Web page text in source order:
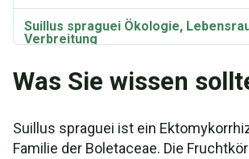
Suillus spraguei Ökologie,
Verbreitung
Taxonomie und Etymologie
Was Sie wissen
Suillus spraguei ist ein
Familie der Boletaceae. Die